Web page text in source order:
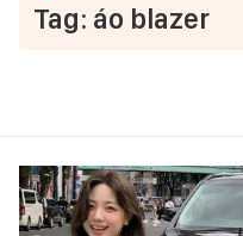
Tag: áo blazer